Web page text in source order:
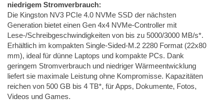
niedrigem Stromverbrauch:
Die Kingston NV3 PCIe 4.0 NVMe SSD der nächsten
Generation bietet einen Gen 4x4 NVMe-Controller mit
Lese-/Schreibgeschwindigkeiten von bis zu 5000/3000 MB/s*.
Erhältlich im kompakten Single-Sided-M.2 2280 Format (22x80
mm), ideal für dünne Laptops und kompakte PCs. Dank
geringem Stromverbrauch und niedriger Wärmeentwicklung
liefert sie maximale Leistung ohne Kompromisse. Kapazitäten
reichen von 500 GB bis 4 TB*, für Apps, Dokumente, Fotos,
Videos und Games.